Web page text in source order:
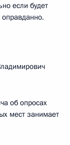
если будет
об опросах
мест занимает